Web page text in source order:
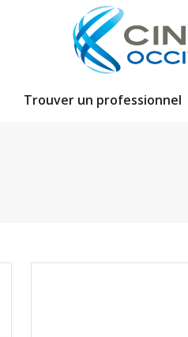
Trouver un professionnel